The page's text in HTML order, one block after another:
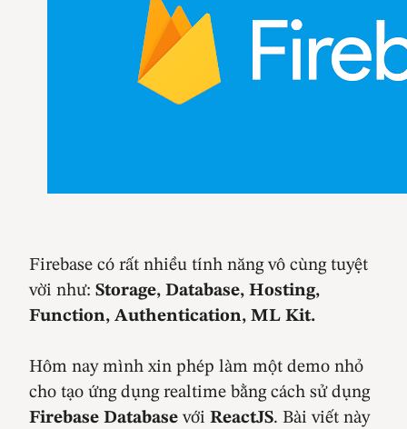
Firebase có rất nhiều tính năng vô cùng tuyệt
vời như: Storage, Database, Hosting,
Function, Authentication, ML Kit.
Hôm nay mình xin phép làm một demo nhỏ
cho tạo ứng dụng realtime bằng cách sử dụng
Firebase Database với ReactJS. Bài viết này